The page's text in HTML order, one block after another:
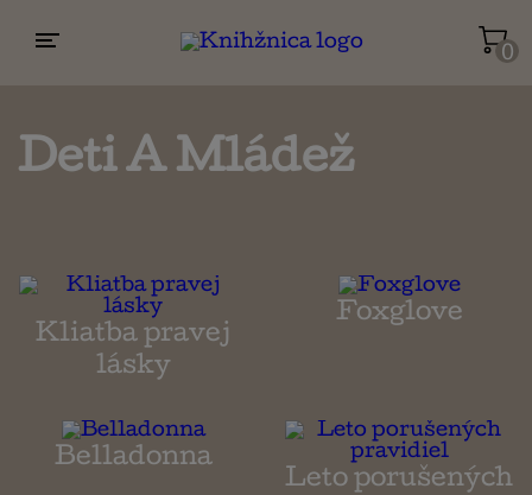
0
Náboženstvo a ezoterika
Deti A Mládež
Kliatba pravej
lásky
Foxglove
Belladonna
Leto porušených